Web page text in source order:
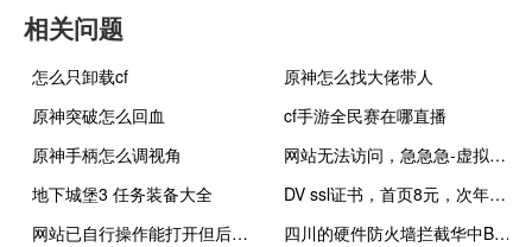
相关问题
怎么只卸载cf
原神怎么找大佬带人
原神突破怎么回血
cf手游全民赛在哪直播
原神手柄怎么调视角
网站无法访问，急急急-虚拟主机/数据库问题
地下城堡3 任务装备大全
DV ssl证书，首页8元，次年续费要多少钱？
网站已自行操作能打开但后台打开有问题
四川的硬件防火墙拦截华中BGP的IP吗